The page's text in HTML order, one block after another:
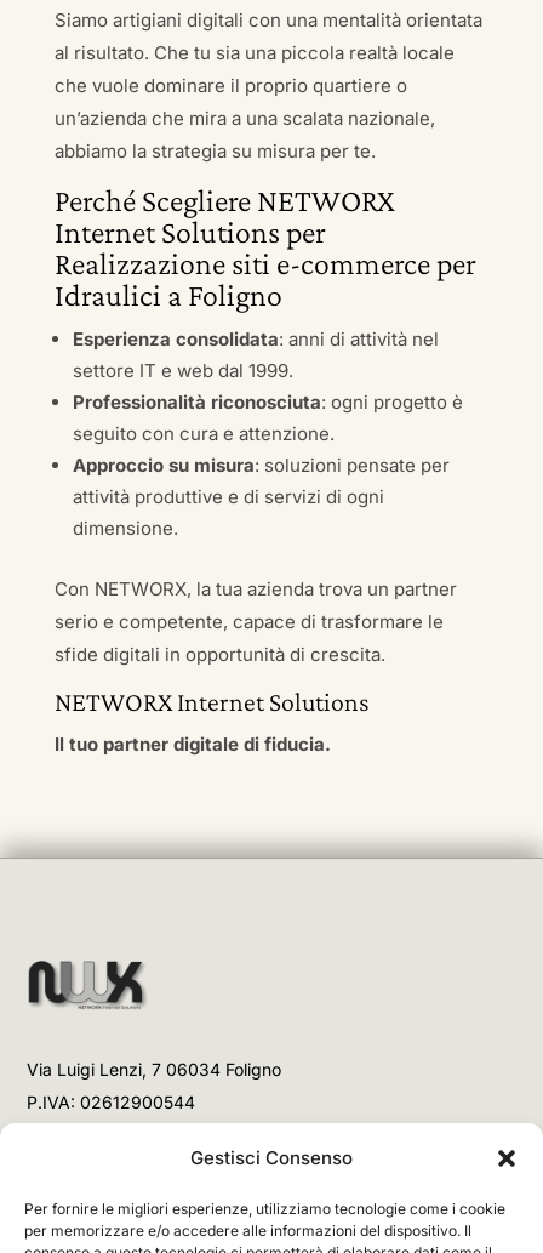
Gestisci Consenso
Per fornire le migliori esperienze, utilizziamo tecnologie come i cookie
per memorizzare e/o accedere alle informazioni del dispositivo. Il
Siamo artigiani digitali con una mentalità orientata
al risultato. Che tu sia una piccola realtà locale
che vuole dominare il proprio quartiere o
un’azienda che mira a una scalata nazionale,
abbiamo la strategia su misura per te.
Perché Scegliere NETWORX
Internet Solutions per
Realizzazione siti e-commerce per
Idraulici a Foligno
Esperienza consolidata: anni di attività nel
settore IT e web dal 1999.
Professionalità riconosciuta: ogni progetto è
seguito con cura e attenzione.
Approccio su misura: soluzioni pensate per
attività produttive e di servizi di ogni
dimensione.
Con NETWORX, la tua azienda trova un partner
serio e competente, capace di trasformare le
sfide digitali in opportunità di crescita.
NETWORX Internet Solutions
Il tuo partner digitale di fiducia.
Via Luigi Lenzi, 7 06034 Foligno
P.IVA: 02612900544
+39 3477853708 (Chiamata)